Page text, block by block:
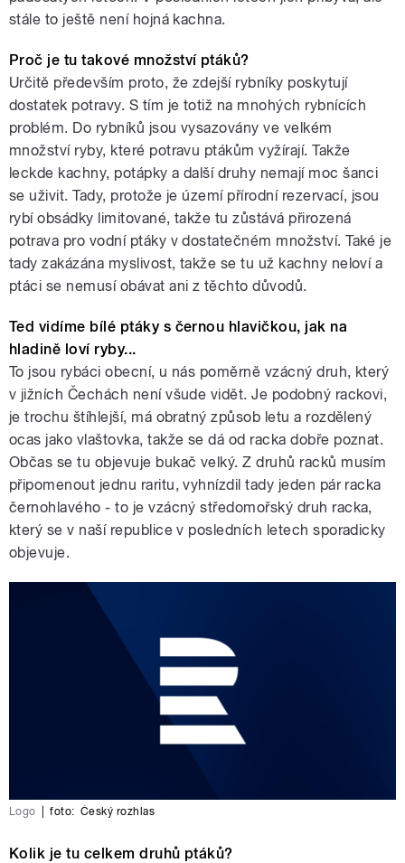
stále to ještě není hojná kachna.
Proč je tu takové množství ptáků?
Určitě především proto, že zdejší rybníky poskytují
dostatek potravy. S tím je totiž na mnohých rybnících
problém. Do rybníků jsou vysazovány ve velkém
množství ryby, které potravu ptákům vyžírají. Takže
leckde kachny, potápky a další druhy nemají moc šanci
se uživit. Tady, protože je území přírodní rezervací, jsou
rybí obsádky limitované, takže tu zůstává přirozená
potrava pro vodní ptáky v dostatečném množství. Také je
tady zakázána myslivost, takže se tu už kachny neloví a
ptáci se nemusí obávat ani z těchto důvodů.
Ted vidíme bílé ptáky s černou hlavičkou, jak na
hladině loví ryby...
To jsou rybáci obecní, u nás poměrně vzácný druh, který
v jižních Čechách není všude vidět. Je podobný rackovi,
je trochu štíhlejší, má obratný způsob letu a rozdělený
ocas jako vlaštovka, takže se dá od racka dobře poznat.
Občas se tu objevuje bukač velký. Z druhů racků musím
připomenout jednu raritu, vyhnízdil tady jeden pár racka
černohlavého - to je vzácný středomořský druh racka,
který se v naší republice v posledních letech sporadicky
objevuje.
Logo foto: Český rozhlas
Kolik je tu celkem druhů ptáků?